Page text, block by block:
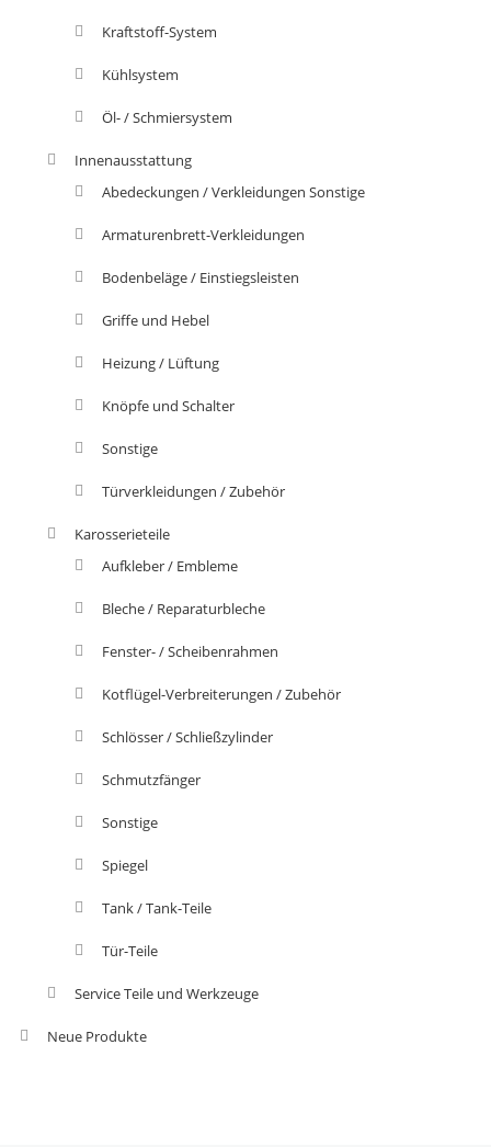
Kraftstoff-System
Kühlsystem
Öl- / Schmiersystem
Innenausstattung
Abedeckungen / Verkleidungen Sonstige
Armaturenbrett-Verkleidungen
Bodenbeläge / Einstiegsleisten
Griffe und Hebel
Heizung / Lüftung
Knöpfe und Schalter
Sonstige
Türverkleidungen / Zubehör
Karosserieteile
Aufkleber / Embleme
Bleche / Reparaturbleche
Fenster- / Scheibenrahmen
Kotflügel-Verbreiterungen / Zubehör
Schlösser / Schließzylinder
Schmutzfänger
Sonstige
Spiegel
Tank / Tank-Teile
Tür-Teile
Service Teile und Werkzeuge
Neue Produkte